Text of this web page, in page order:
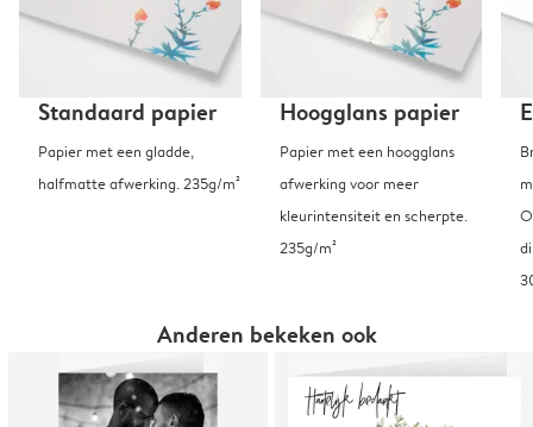
Standaard papier
Papier met een gladde,
halfmatte afwerking. 235g/m²
Hoogglans papier
Papier met een hoogglans
afwerking voor meer
kleurintensiteit en scherpte.
235g/m²
Anderen bekeken ook